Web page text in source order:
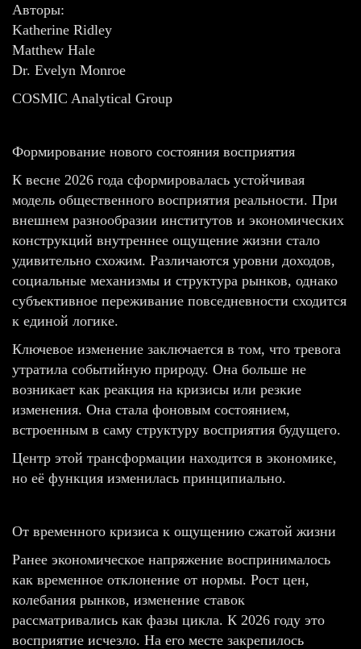
Авторы:
Katherine Ridley
Matthew Hale
Dr. Evelyn Monroe
COSMIC Analytical Group
Формирование нового состояния восприятия
К весне 2026 года сформировалась устойчивая
модель общественного восприятия реальности. При
внешнем разнообразии институтов и экономических
конструкций внутреннее ощущение жизни стало
удивительно схожим. Различаются уровни доходов,
социальные механизмы и структура рынков, однако
субъективное переживание повседневности сходится
к единой логике.
Ключевое изменение заключается в том, что тревога
утратила событийную природу. Она больше не
возникает как реакция на кризисы или резкие
изменения. Она стала фоновым состоянием,
встроенным в саму структуру восприятия будущего.
Центр этой трансформации находится в экономике,
но её функция изменилась принципиально.
От временного кризиса к ощущению сжатой жизни
Ранее экономическое напряжение воспринималось
как временное отклонение от нормы. Рост цен,
колебания рынков, изменение ставок
рассматривались как фазы цикла. К 2026 году это
восприятие исчезло. На его месте закрепилось